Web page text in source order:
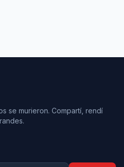
se murieron. Compartí, rendí